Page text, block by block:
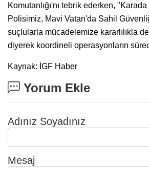
Komutanlığı'nı tebrik ederken,
Polisimiz, Mavi Vatan'da Sahil
suçlularla mücadelemize kararlılıkla
diyerek koordineli operasyonların
Kaynak: İGF Haber
Yorum Ekle
Adınız Soyadınız
Mesaj